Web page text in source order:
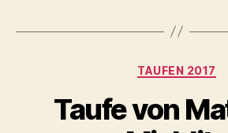
TAUFEN 2017
Taufe von